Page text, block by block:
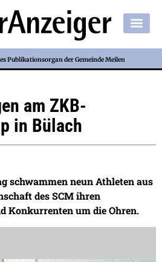
Publikationsorgan der Gemeinde Meilen
am ZKB-
in Bülach
schwammen neun Athleten aus
des SCM ihren
Konkurrenten um die Ohren.